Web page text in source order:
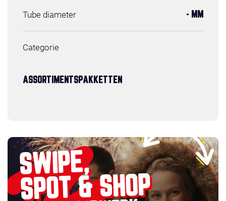
Tube diameter - MM
Categorie
ASSORTIMENTSPAKKETTEN
SWIPE,
SPOT & SHOP